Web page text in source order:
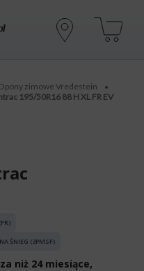
zimowe Vredestein •
195/50R16 88 H XL FR EV
ŚNIEG (3PMSF)
niż 24 miesiące,